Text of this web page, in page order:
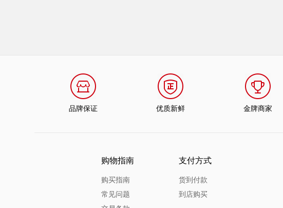
品牌保证 优质新鲜 金牌商家
购物指南
购买指南
常见问题
支付方式
货到付款
到店购买